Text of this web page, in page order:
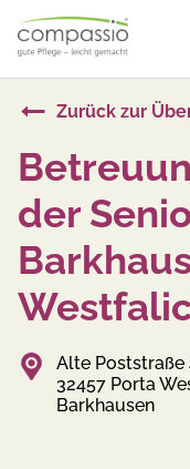
content
Zurück zur
der
Alte Poststraße
32457 Porta
Barkhausen